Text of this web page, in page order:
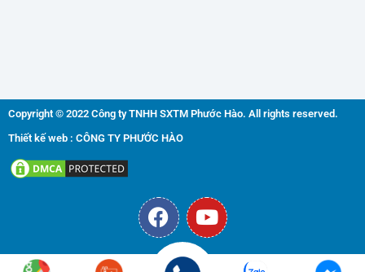
Copyright © 2022 Công ty TNHH SXTM Phước Hào. All rights reserved.
Thiết kế web : CÔNG TY PHƯỚC HÀO
F
a
c
e
Y
o
u